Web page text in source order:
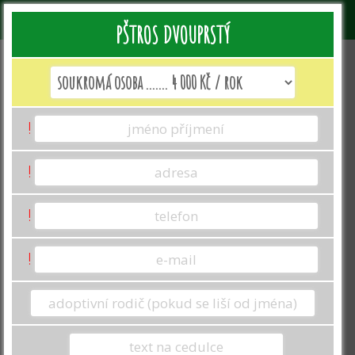
Jak vyplnit formulář k adopci?
Jméno a příjmení: Uveďte jméno toho, kdo
adopci zařizuje.Toto jméno se promítne
v darovací smlouvě. BEZ ZASLÁNÍ
DAROVACÍ SMLOUVY NEMŮŽE BÝT
ODESLÁNA ADOPČNÍ LISTINA.
Adresa se propíše na darovací smlouvě,
kterou nám podepsanou zašlete
zpět emailem přes přiložený odkaz v
emailu s doručenou darovací
smlouvou.Adresu uvádějte celou vč.
ulice, města a PSČ.
V případě darování adopce uveďte svůj
telefon a email, jelikož právě na něj Vám
PŠTROS DVOUPRSTÝ
!
!
!
!